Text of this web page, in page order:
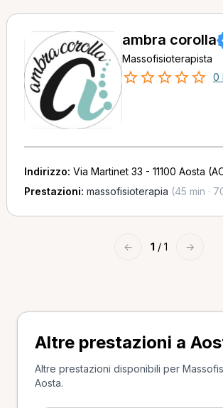
ambra corolla
Massofisioterapista
0
Indirizzo: Via Martinet 33 - 11100 Aosta
Prestazioni: massofisioterapia (45 min ·
← 1 / 1 →
Altre prestazioni a
Altre prestazioni disponibili per
Aosta.